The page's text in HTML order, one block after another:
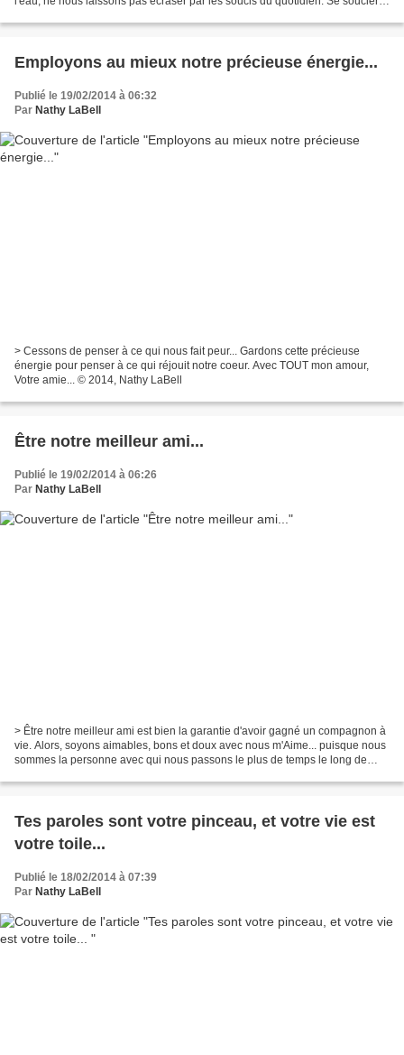
Employons au mieux notre précieuse énergie...
Publié le 19/02/2014 à 06:32
Par Nathy LaBell
> Cessons de penser à ce qui nous fait peur... Gardons cette précieuse
énergie pour penser à ce qui réjouit notre coeur. Avec TOUT mon amour,
Votre amie... © 2014, Nathy LaBell
Être notre meilleur ami...
Publié le 19/02/2014 à 06:26
Par Nathy LaBell
> Être notre meilleur ami est bien la garantie d'avoir gagné un compagnon à
vie. Alors, soyons aimables, bons et doux avec nous m'Aime... puisque nous
sommes la personne avec qui nous passons le plus de temps le long de
Tes paroles sont votre pinceau, et votre vie est
votre toile...
Publié le 18/02/2014 à 07:39
Par Nathy LaBell